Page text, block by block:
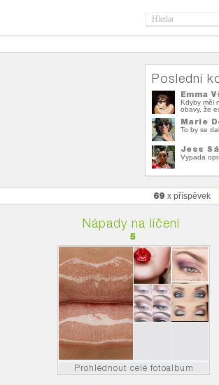
Poslední
Emma
Kdyby měl
obavy, že
Marie
To by se
Jess
Vypada
69 x příspěvek
Nápady na líčení
5
Prohlédnout celé fotoalbum